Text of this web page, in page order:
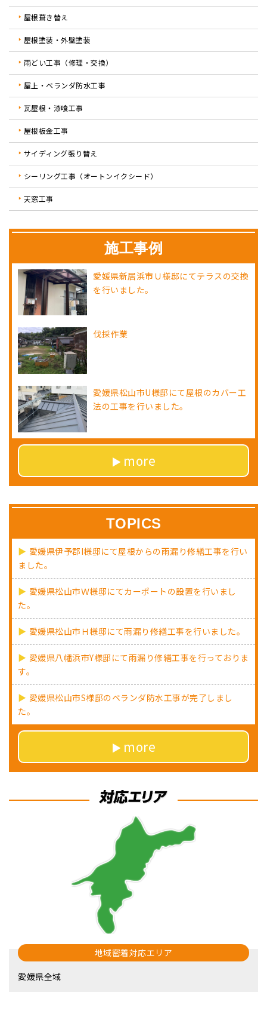
屋根葺き替え
屋根塗装・外壁塗装
雨どい工事（修理・交換）
屋上・ベランダ防水工事
瓦屋根・漆喰工事
屋根板金工事
サイディング張り替え
シーリング工事（オートンイクシード）
天窓工事
施工事例
愛媛県新居浜市Ｕ様邸にてテラスの交換
を行いました。
伐採作業
愛媛県松山市U様邸にて屋根のカバー工
法の工事を行いました。
more
TOPICS
愛媛県伊予郡I様邸にて屋根からの雨漏り修繕工事を行い
ました。
愛媛県松山市Ｗ様邸にてカーポートの設置を行いまし
た。
愛媛県松山市Ｈ様邸にて雨漏り修繕工事を行いました。
愛媛県八幡浜市Y様邸にて雨漏り修繕工事を行っておりま
す。
愛媛県松山市S様邸のベランダ防水工事が完了しまし
た。
more
地域密着対応エリア
愛媛県全域